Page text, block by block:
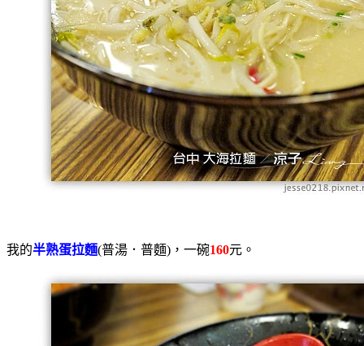
我的半熟蛋拉麵(普湯．普麵)，一碗160元。